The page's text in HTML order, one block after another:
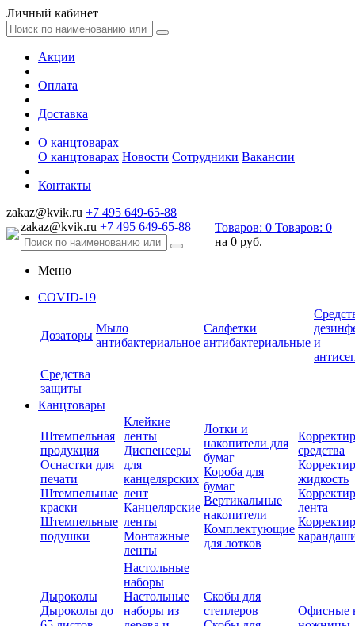
Личный кабинет
Акции
Оплата
Доставка
О канцтоварах
О канцтоварах Новости Сотрудники Вакансии
Контакты
zakaz@kvik.ru +7 495 649-65-88
zakaz@kvik.ru +7 495 649-65-88 Товаров: 0 Товаров: 0
на 0 руб.
Меню
COVID-19
Дозаторы
Мыло
антибактериальное
Салфетки
антибактериальные и
Средства
защиты
Канцтовары
Штемпельная
продукция
Оснастки для
печати
Штемпельные
краски
Штемпельные
подушки
Клейкие
ленты
Диспенсеры
для
канцелярских
лент
Канцелярские
ленты
Монтажные
ленты
Лотки и
накопители для
бумаг
Короба для
бумаг
Вертикальные
накопители
Комплектующие
для лотков
средства
жидкость
лента
Дыроколы
Дыроколы до
Настольные
наборы
Настольные
наборы из
Скобы для
степлеров
Офисные